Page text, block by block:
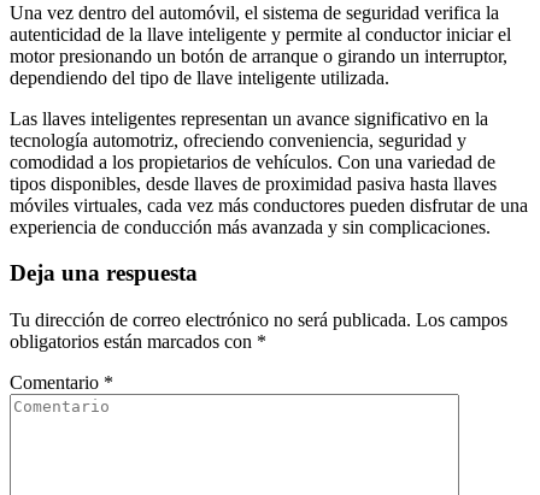
Una vez dentro del automóvil, el sistema de seguridad verifica la
autenticidad de la llave inteligente y permite al conductor iniciar el
motor presionando un botón de arranque o girando un interruptor,
dependiendo del tipo de llave inteligente utilizada.
Las llaves inteligentes representan un avance significativo en la
tecnología automotriz, ofreciendo conveniencia, seguridad y
comodidad a los propietarios de vehículos. Con una variedad de
tipos disponibles, desde llaves de proximidad pasiva hasta llaves
móviles virtuales, cada vez más conductores pueden disfrutar de una
experiencia de conducción más avanzada y sin complicaciones.
Deja una respuesta
Tu dirección de correo electrónico no será publicada. Los campos
obligatorios están marcados con *
Comentario *